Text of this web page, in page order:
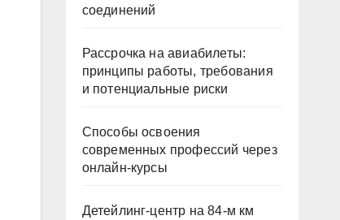
соединений
Рассрочка на авиабилеты:
принципы работы, требования
и потенциальные риски
Способы освоения
современных профессий через
онлайн-курсы
Детейлинг-центр на 84-м км